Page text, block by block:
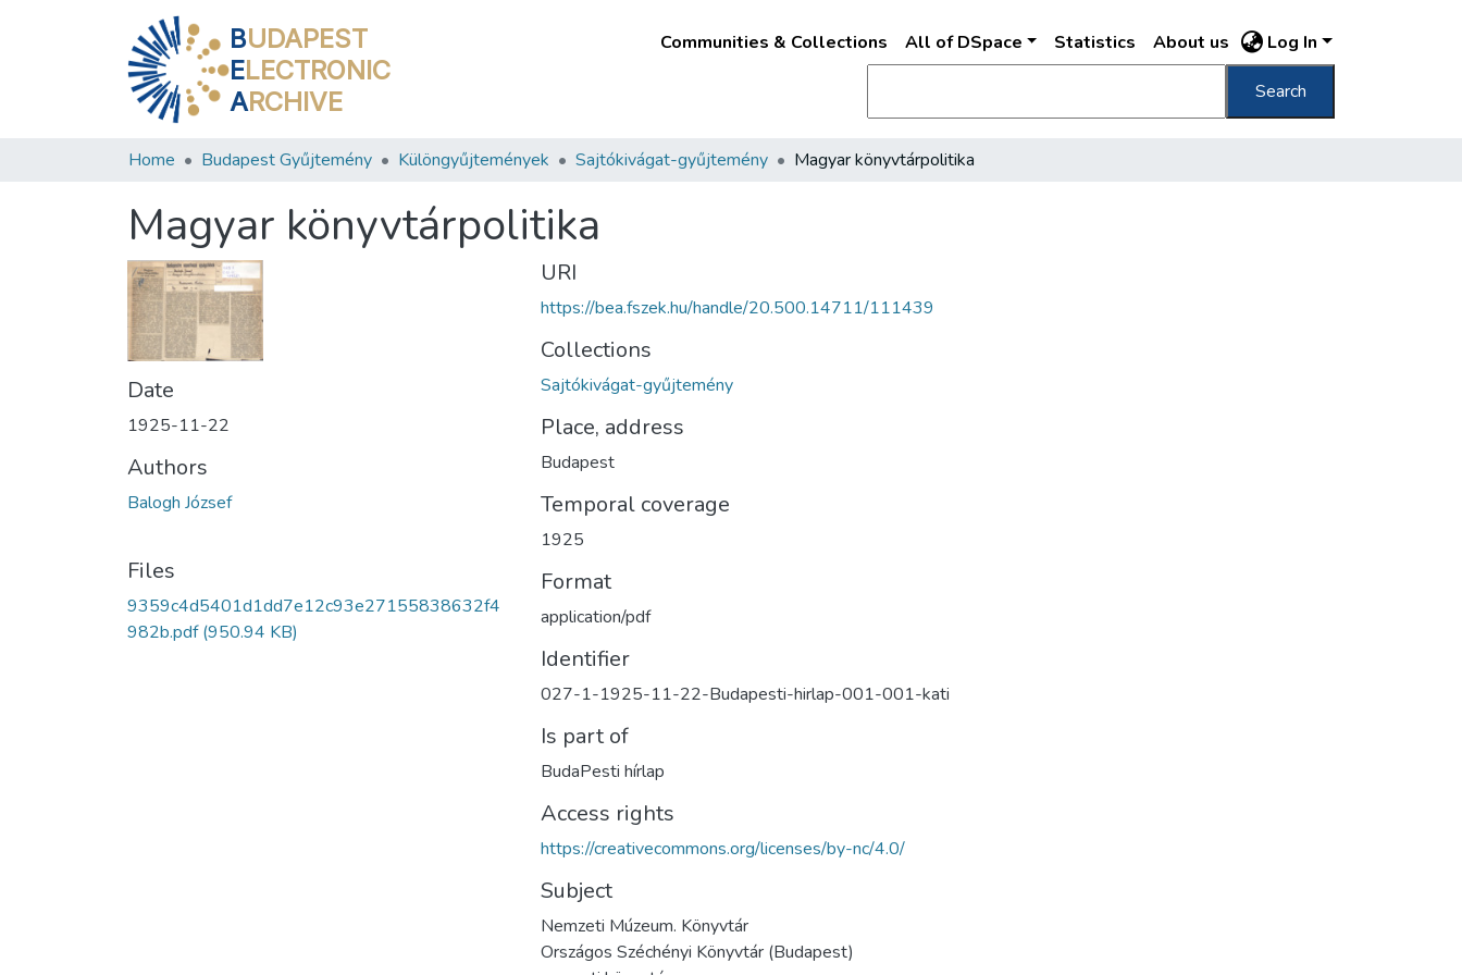
BUDAPEST
ELECTRONIC
ARCHIVE
Communities & Collections All of DSpace Statistics About us Log In
Search
Home Budapest Gyűjtemény Különgyűjtemények Sajtókivágat-gyűjtemény Magyar könyvtárpolitika
Magyar könyvtárpolitika
Date
1925-11-22
Authors
Balogh József
Files
9359c4d5401d1dd7e12c93e27155838632f4
982b.pdf(950.94 KB)
URI
https://bea.fszek.hu/handle/20.500.14711/111439
Collections
Sajtókivágat-gyűjtemény
Place, address
Budapest
Temporal coverage
1925
Format
application/pdf
Identifier
027-1-1925-11-22-Budapesti-hirlap-001-001-kati
Is part of
BudaPesti hírlap
Access rights
https://creativecommons.org/licenses/by-nc/4.0/
Subject
Nemzeti Múzeum. Könyvtár
Országos Széchényi Könyvtár (Budapest)